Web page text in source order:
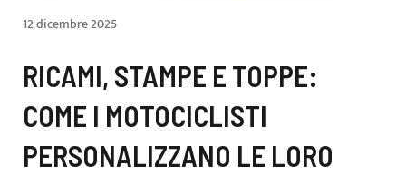
12 dicembre 2025
RICAMI, STAMPE E TOPPE:
COME I MOTOCICLISTI
PERSONALIZZANO LE LORO